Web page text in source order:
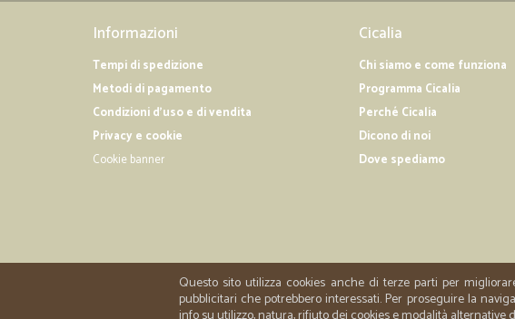
Informazioni
Tempi di spedizione
Metodi di pagamento
Condizioni d'uso e di vendita
Privacy e cookie
Cookie banner
Cicalia
Chi siamo e come funziona
Programma Cicalia
Perché Cicalia
Dicono di noi
Dove spediamo
Questo sito utilizza cookies anche di terze parti per
pubblicitari che potrebbero interessati. Per proseguire la